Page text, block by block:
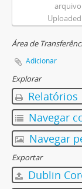
arquivo
Uploaded
Área de
Adicionar
Explorar
Relatórios
Navegar
Navegar
Exportar
Dublin